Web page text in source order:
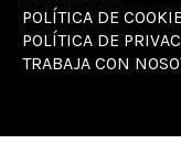
POLÍTICA DE
POLÍTICA DE
TRABAJA CON